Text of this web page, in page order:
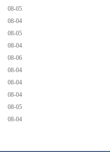
08-05
08-04
08-05
08-04
08-06
08-04
08-04
08-04
08-05
08-04